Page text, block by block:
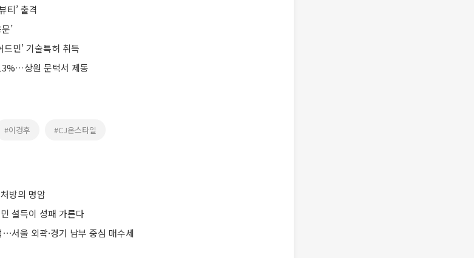
티’ 출격
’
민’ 기술특허 취득
상원 문턱서 제동
#이경후 #CJ온스타일
방의 명암
설득이 성패 가른다
서울 외곽·경기 남부 중심 매수세